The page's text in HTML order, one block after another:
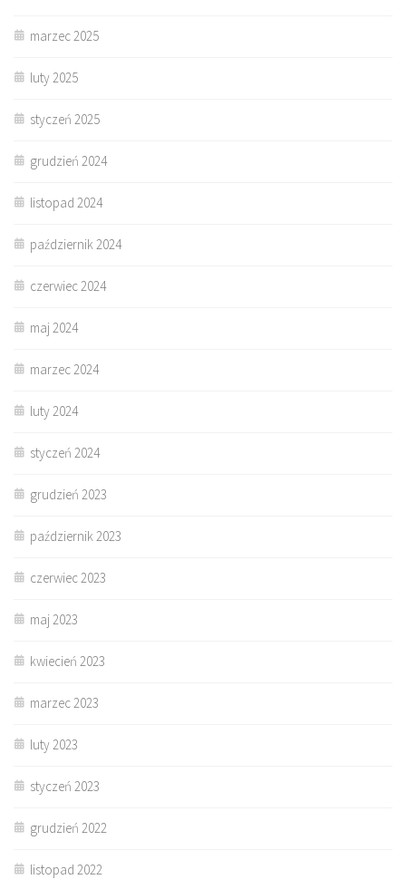
marzec 2025
luty 2025
styczeń 2025
grudzień 2024
listopad 2024
październik 2024
czerwiec 2024
maj 2024
marzec 2024
luty 2024
styczeń 2024
grudzień 2023
październik 2023
czerwiec 2023
maj 2023
kwiecień 2023
marzec 2023
luty 2023
styczeń 2023
grudzień 2022
listopad 2022